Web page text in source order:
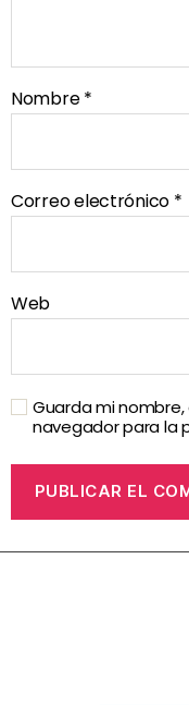
Nombre*
Correo electrónico *
Web
Guarda mi
navegador para la